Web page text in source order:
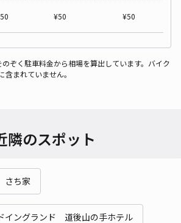
50 ¥50 ¥50
ぞく駐車料金から相場を算出しています。バイク
まれていません。
隣のスポット
ち家
ングランド 道後山の手ホテル